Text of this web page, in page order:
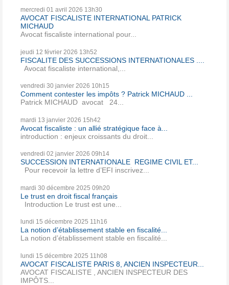
mercredi 01 avril 2026 13h30
AVOCAT FISCALISTE INTERNATIONAL PATRICK
MICHAUD
Avocat fiscaliste international pour...
jeudi 12 février 2026 13h52
FISCALITE DES SUCCESSIONS INTERNATIONALES ....
Avocat fiscaliste international,...
vendredi 30 janvier 2026 10h15
Comment contester les impôts ? Patrick MICHAUD ...
Patrick MICHAUD avocat 24...
mardi 13 janvier 2026 15h42
Avocat fiscaliste : un allié stratégique face à...
introduction : enjeux croissants du droit...
vendredi 02 janvier 2026 09h14
SUCCESSION INTERNATIONALE REGIME CIVIL ET...
Pour recevoir la lettre d’EFI inscrivez...
mardi 30 décembre 2025 09h20
Le trust en droit fiscal français
Introduction Le trust est une...
lundi 15 décembre 2025 11h16
La notion d’établissement stable en fiscalité...
La notion d’établissement stable en fiscalité...
lundi 15 décembre 2025 11h08
AVOCAT FISCALISTE PARIS 8, ANCIEN INSPECTEUR...
AVOCAT FISCALISTE , ANCIEN INSPECTEUR DES
IMPÔTS...